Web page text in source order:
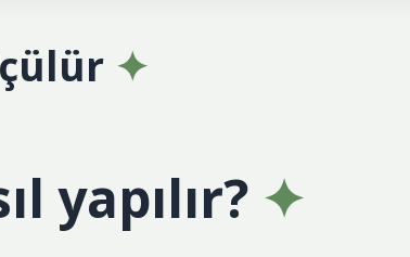
yapılır?